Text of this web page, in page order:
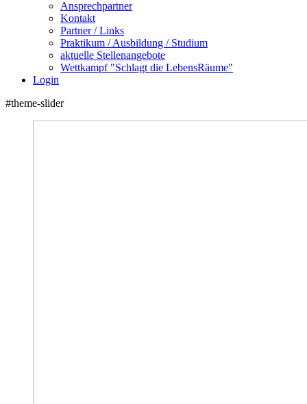
Ansprechpartner
Kontakt
Partner / Links
Praktikum / Ausbildung / Studium
aktuelle Stellenangebote
Wettkampf "Schlagt die LebensRäume"
Login
#theme-slider